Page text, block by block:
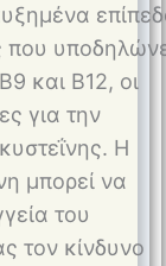
που
και Β12, οι
για την
Η
μπορεί να
του
τον κίνδυνο